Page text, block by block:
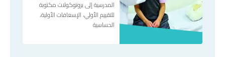
المدرسية إلى بروتوكولات مكتوبة
للتقييم الأولي، الإسعافات الأولية،
الحساسية